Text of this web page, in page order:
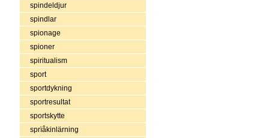
spindeldjur
spindlar
spionage
spioner
spiritualism
sport
sportdykning
sportresultat
sportskytte
sprïåkinlärning